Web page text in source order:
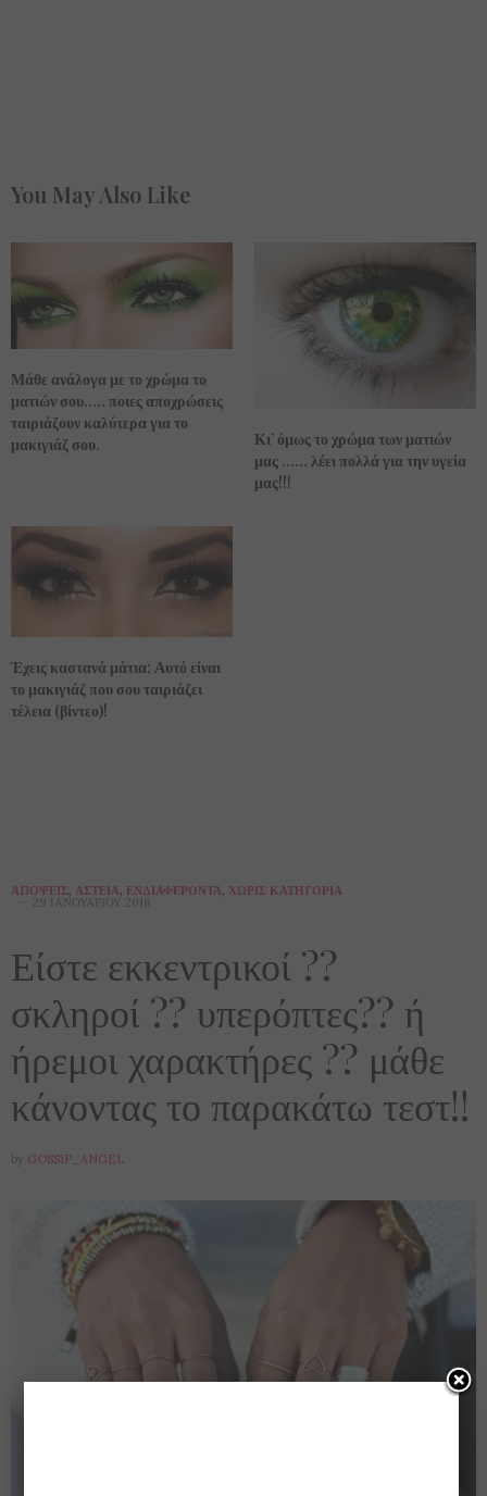
You May Also Like
Μάθε ανάλογα με το χρώμα το
ματιών σου….. ποιες αποχρώσεις
ταιριάζουν καλύτερα για το
μακιγιάζ σου.
Κι’ όμως το χρώμα των ματιών
μας …… λέει πολλά για την υγεία
μας!!!
Έχεις καστανά μάτια; Αυτό είναι
το μακιγιάζ που σου ταιριάζει
τέλεια (βίντεο)!
ΑΠΌΨΕΙΣ, ΑΣΤΕΊΑ, ΕΝΔΙΑΦΈΡΟΝΤΑ, ΧΩΡΊΣ ΚΑΤΗΓΟΡΊΑ
29 ΙΑΝΟΥΑΡΊΟΥ 2018
Είστε εκκεντρικοί ??
σκληροί ?? υπερόπτες?? ή
ήρεμοι χαρακτήρες ?? μάθε
κάνοντας το παρακάτω τεστ!!
by GOSSIP_ANGEL